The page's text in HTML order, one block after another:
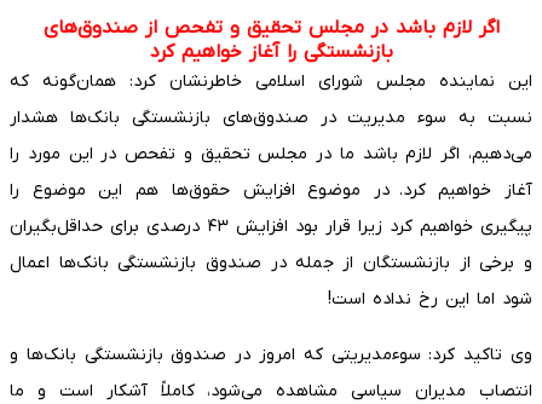
اگر لازم باشد در مجلس تحقیق و تفحص از صندوق‌های
بازنشستگی را آغاز خواهیم کرد
این نماینده مجلس شورای اسلامی خاطرنشان کرد: همان‌گونه که
نسبت به سوء مدیریت در صندوق‌های بازنشستگی بانک‌ها هشدار
می‌دهیم، اگر لازم باشد ما در مجلس تحقیق و تفحص در این مورد را
آغاز خواهیم کرد. در موضوع افزایش حقوق‌ها هم این موضوع را
پیگیری خواهیم کرد زیرا قرار بود افزایش ۴۳ درصدی برای حداقل‌بگیران
و برخی از بازنشستگان از جمله در صندوق بازنشستگی بانک‌ها اعمال
شود اما این رخ نداده است!
وی تاکید کرد: سوءمدیریتی که امروز در صندوق بازنشستگی بانک‌ها و
انتصاب مدیران سیاسی مشاهده می‌شود، کاملاً آشکار است و ما